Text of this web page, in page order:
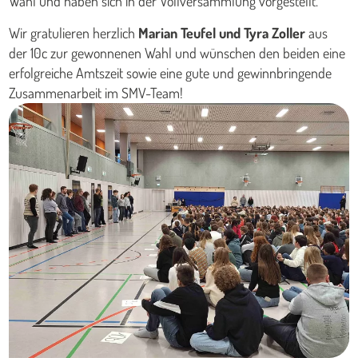
Wir gratulieren herzlich Marian Teufel und Tyra Zolleraus
der 10c zur gewonnenen Wahl und wünschen den beiden eine
erfolgreiche Amtszeit sowie eine gute und gewinnbringende
Zusammenarbeit im SMV-Team!